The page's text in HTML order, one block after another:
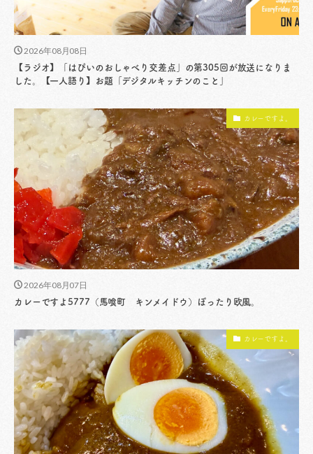
2026年08月08日
【ラジオ】「はぴいのおしゃべり交差点」の第305回が放送になりま
した。【一人語り】お題「デジタルキッチンのこと」
カレーですよ。
2026年08月07日
カレーですよ5777（馬喰町 キンメイドウ）ぽったり欧風。
カレーですよ。